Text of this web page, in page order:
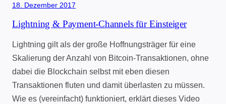
18. Dezember 2017
Lightning & Payment-Channels für Einsteiger
Lightning gilt als der große Hoffnungsträger für eine
Skalierung der Anzahl von Bitcoin-Transaktionen, ohne
dabei die Blockchain selbst mit eben diesen
Transaktionen fluten und damit überlasten zu müssen.
Wie es (vereinfacht) funktioniert, erklärt dieses Video